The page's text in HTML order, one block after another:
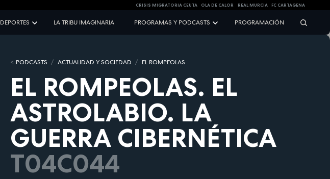
CRISIS MIGRATORIA CEUTA OLA DE CALOR REAL MURCIA FC CARTAGENA
DEPORTES LA TRIBU IMAGINARIA PROGRAMAS Y PODCASTS PROGRAMACIÓN
PODCASTS ACTUALIDAD Y SOCIEDAD EL ROMPEOLAS
EL ROMPEOLAS. EL
ASTROLABIO. LA
GUERRA CIBERNÉTICA
T04C044